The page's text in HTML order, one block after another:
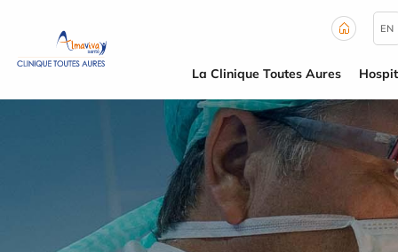
EN
La Clinique Toutes Aures